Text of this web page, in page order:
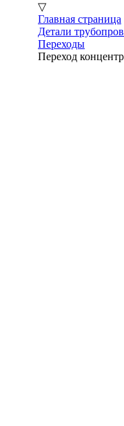
▽
Главная страница
Детали
Переходы
Переход